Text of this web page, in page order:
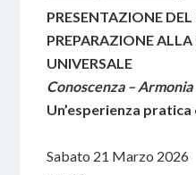
PRESENTAZIONE
PREPARAZIONE
UNIVERSALE
Conoscenza –
Un’esperienza
Sabato 21 Marzo 2026